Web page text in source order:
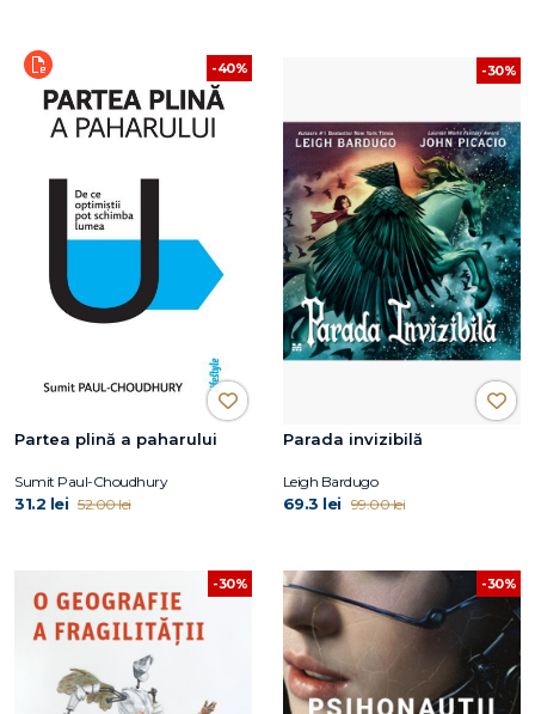
-40%
Partea plină a paharului
Sumit Paul-Choudhury
31.2 lei 52.00 lei
-30%
Parada invizibilă
Leigh Bardugo
69.3 lei 99.00 lei
-30% -30%